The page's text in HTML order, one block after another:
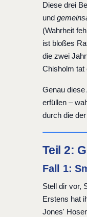
Diese drei
und
(Wahrheit
ist bloßes
die zwei
Chisholm tat
Genau
erfüllen –
durch die
Teil 2:
Fall 1:
Stell dir vor,
Erstens hat
Jones'